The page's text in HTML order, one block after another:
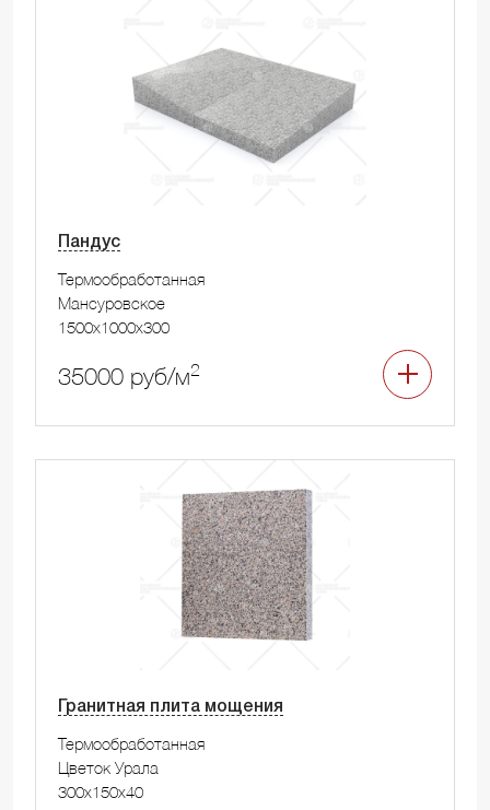
Пандус
Термообработанная
Мансуровское
1500x1000x300
35000 руб/м2
Гранитная плита мощения
Термообработанная
Цветок Урала
300x150x40